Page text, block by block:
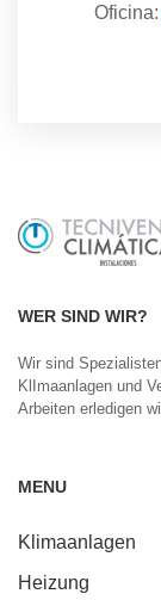
Oficina:
WER SIND WIR?
Wir sind
KlImaanlagen und
Arbeiten erledigen
MENU
Klimaanlagen
Heizung